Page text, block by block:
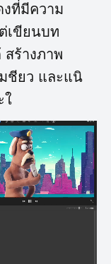
ที่มีความ
เขียนบท
ร้างภาพ
ชียว และแนิ
ใ